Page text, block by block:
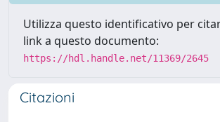
Utilizza questo identificativo per
link a questo documento:
https://hdl.handle.net/11369/2645
Citazioni